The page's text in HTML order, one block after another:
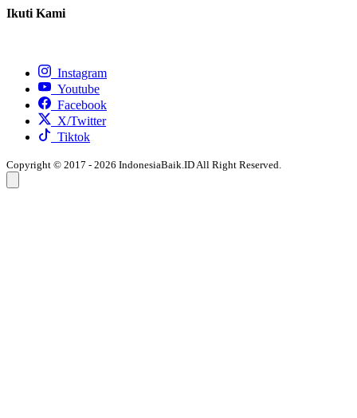
Ikuti Kami
Instagram
Youtube
Facebook
X/Twitter
Tiktok
Copyright © 2017 - 2026 IndonesiaBaik.ID All Right Reserved.